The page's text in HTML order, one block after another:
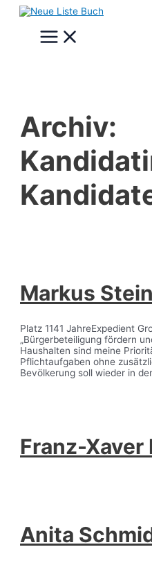
Zum
springenMain
Menu
Archiv:
Markus
Platz 1141 JahreExpedient
„Bürgerbeteiligung fördern
Haushalten sind meine
Pflichtaufgaben ohne
Bevölkerung soll wieder in
Franz-Xaver
Anita